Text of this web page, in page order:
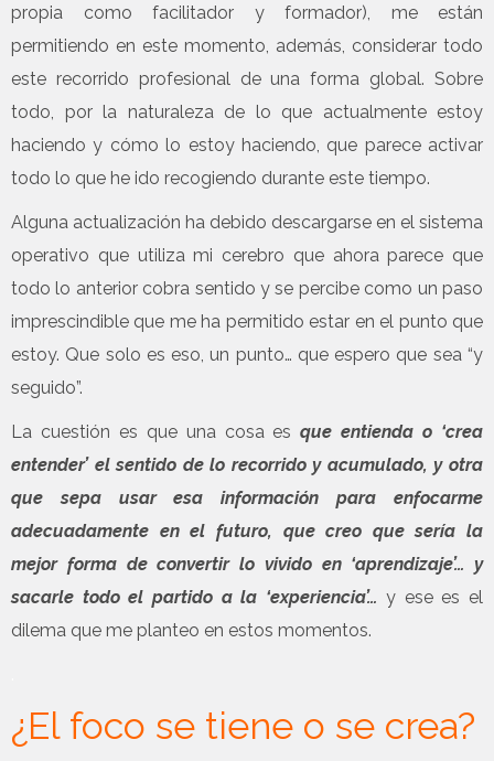
propia como facilitador y formador), me están
permitiendo en este momento, además, considerar todo
este recorrido profesional de una forma global. Sobre
todo, por la naturaleza de lo que actualmente estoy
haciendo y cómo lo estoy haciendo, que parece activar
todo lo que he ido recogiendo durante este tiempo.
Alguna actualización ha debido descargarse en el sistema
operativo que utiliza mi cerebro que ahora parece que
todo lo anterior cobra sentido y se percibe como un paso
imprescindible que me ha permitido estar en el punto que
estoy. Que solo es eso, un punto… que espero que sea “y
seguido”.
La cuestión es que una cosa es que entienda o ‘crea
entender’ el sentido de lo recorrido y acumulado, y otra
que sepa usar esa información para enfocarme
adecuadamente en el futuro, que creo que sería la
mejor forma de convertir lo vivido en ‘aprendizaje’… y
sacarle todo el partido a la ‘experiencia’… y ese es el
dilema que me planteo en estos momentos.
¿El foco se tiene o se crea?